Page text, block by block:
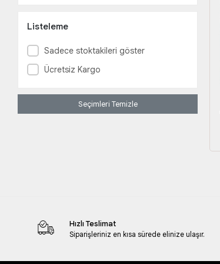
Listeleme
Sadece stoktakileri göster
Ücretsiz Kargo
Seçimleri Temizle
Hızlı Teslimat
Siparişleriniz en kısa sürede elinize ulaşır.